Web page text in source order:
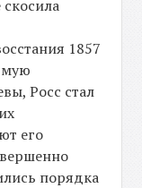
скосила
1857
Росс стал
его
порядка